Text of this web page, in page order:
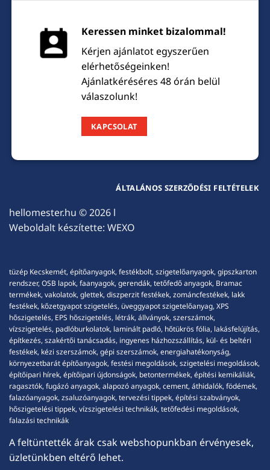
Keressen minket bizalommal!
Kérjen ajánlatot egyszerűen
elérhetőségeinken!
Ajánlatkéréséres 48 órán belül
válaszolunk!
KAPCSOLAT
hellomester.hu © 2026 l
Weboldalt készítette: WEXO
ÁLTALÁNOS SZERZŐDÉSI FELTÉTELEK
tüzép Kecskemét, építőanyagok, festékbolt, szigetelőanyagok, gipszkarton
rendszer, OSB lapok, faanyagok, gerendák, tetőfedő anyagok, Bramac
termékek, vakolatok, glettek, diszperzit festékek, zománcfestékek, lakk
festékek, kőzetgyapot szigetelés, üveggyapot szigetelőanyag, XPS
hőszigetelés, EPS hőszigetelés, létrák, állványok, szerszámok,
vízszigetelés, padlóburkolatok, laminált padló, hőtükrös fólia, lakásfelújítás,
építkezés, szakértői tanácsadás, ingyenes házhozszállítás, kül- és beltéri
festékek, kézi szerszámok, gépi szerszámok, energiahatékonyság,
környezetbarát építőanyagok, festési megoldások, szigetelési megoldások,
építőipari hírek, építőipari újdonságok, betontermékek, építési kemikáliák,
ragasztók, fugázó anyagok, alapozó anyagok, cement, áthidalók, födémek,
falazóanyagok, zsaluzóanyagok, tervezési tippek, építési szabványok,
hőszigetelési tippek, vízszigetelési technikák, tetőfedési megoldások,
falazási technikák
A feltüntették árak csak webshopunkban érvényesek,
üzletünkben eltérő lehet.